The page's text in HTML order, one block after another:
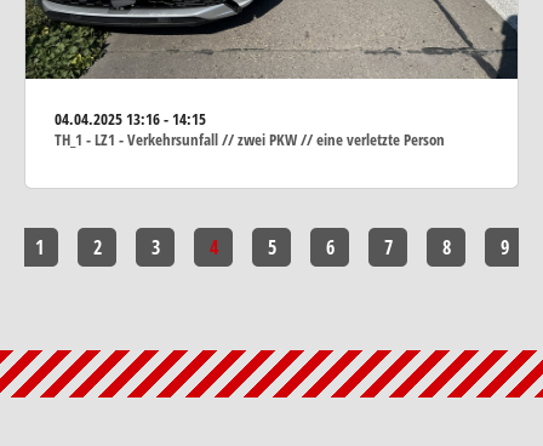
04.04.202513:16 - 14:15
TH_1 - LZ1 - Verkehrsunfall // zwei PKW // eine verletzte Person
1 2 3 4 5 6 7 8 9